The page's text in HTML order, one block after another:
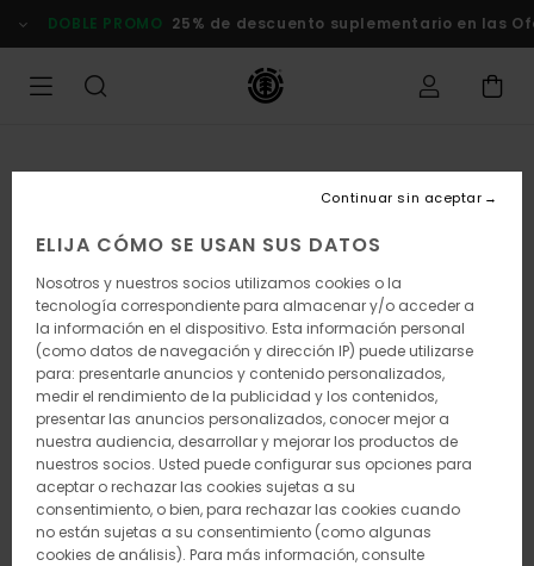
la
DOBLE PROMO 25% de descuento suplementario en las
ELIJA CÓMO SE USAN SUS DATOS
Nosotros y nuestros socios utilizamos cookies o la
tecnología correspondiente para almacenar y/o acceder a
la información en el dispositivo. Esta información personal
(como datos de navegación y dirección IP) puede utilizarse
para: presentarle anuncios y contenido personalizados,
medir el rendimiento de la publicidad y los contenidos,
presentar las anuncios personalizados, conocer mejor a
nuestra audiencia, desarrollar y mejorar los productos de
nuestros socios. Usted puede configurar sus opciones para
aceptar o rechazar las cookies sujetas a su
consentimiento, o bien, para rechazar las cookies cuando
no están sujetas a su consentimiento (como algunas
cookies de análisis). Para más información, consulte
Continuar sin aceptar